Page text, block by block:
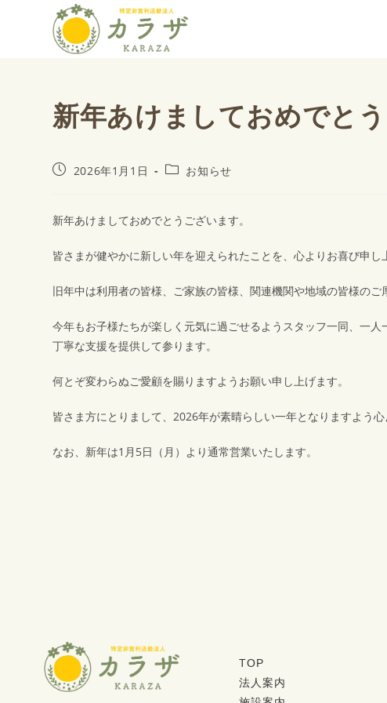
新年あけましておめでとう
2026年1月1日 お知らせ
新年あけましておめでとうございます。
皆さまが健やかに新しい年を迎えられたことを、心よりお喜び申し
旧年中は利用者の皆様、ご家族の皆様、関連機関や地域の皆様のご
今年もお子様たちが楽しく元気に過ごせるようスタッフ一同、一人
丁寧な支援を提供して参ります。
何とぞ変わらぬご愛顧を賜りますようお願い申し上げます。
皆さま方にとりまして、2026年が素晴らしい一年となりますよう心
なお、新年は1月5日（月）より通常営業いたします。
TOP
法人案内